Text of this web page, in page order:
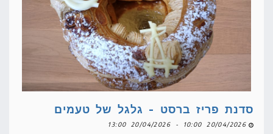
סדנת פריז ברסט - גלגל של טעמים
20/04/2026 10:00 - 20/04/2026 13:00